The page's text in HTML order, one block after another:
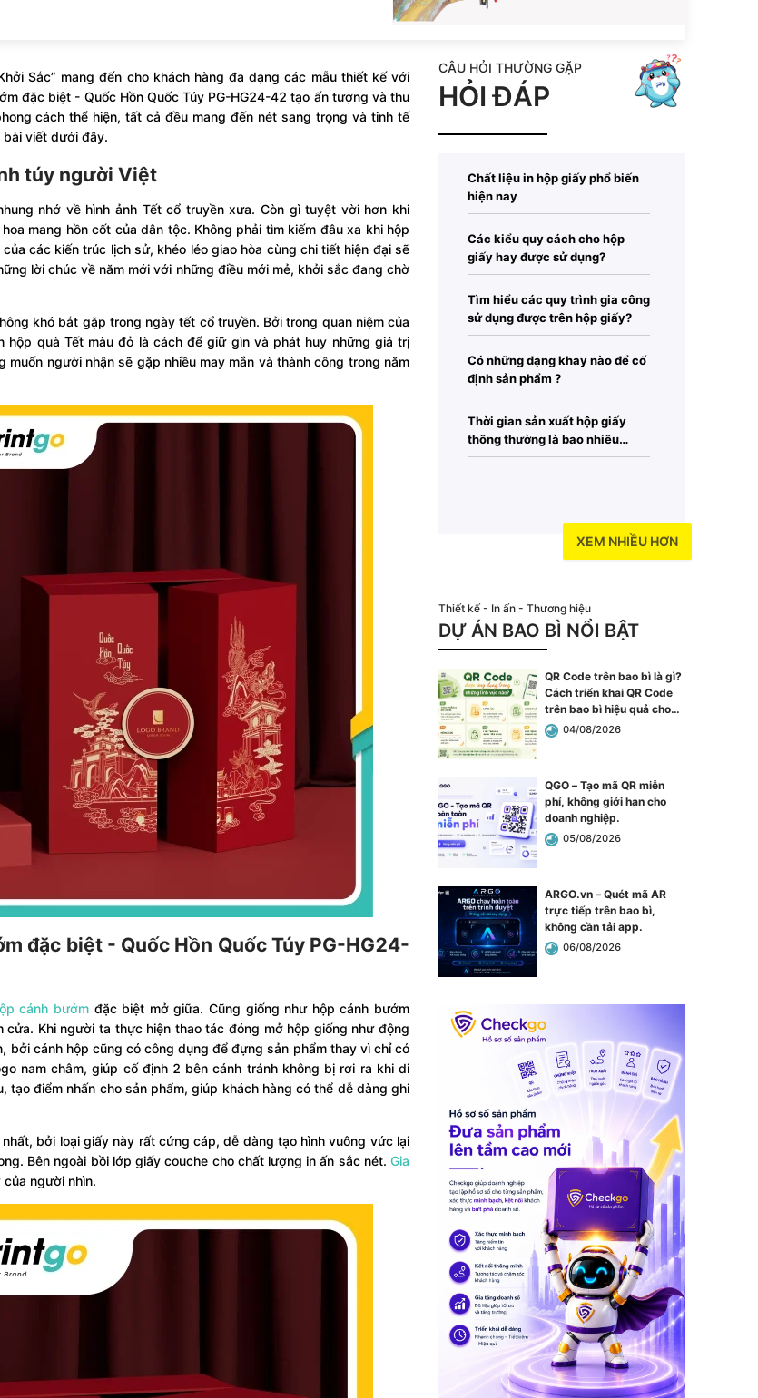
Sắc” mang đến cho khách hàng đa dạng các mẫu thiết kế với
đặc biệt - Quốc Hồn Quốc Túy PG-HG24-42 tạo ấn tượng và thu
cách thể hiện, tất cả đều mang đến nét sang trọng và tinh tế
bài viết dưới đây.
túy người Việt
nhớ về hình ảnh Tết cổ truyền xưa. Còn gì tuyệt vời hơn khi
mang hồn cốt của dân tộc. Không phải tìm kiếm đâu xa khi hộp
các kiến trúc lịch sử, khéo léo giao hòa cùng chi tiết hiện đại sẽ
lời chúc về năm mới với những điều mới mẻ, khởi sắc đang chờ
khó bắt gặp trong ngày tết cổ truyền. Bởi trong quan niệm của
quà Tết màu đỏ là cách để giữ gìn và phát huy những giá trị
người nhận sẽ gặp nhiều may mắn và thành công trong năm
đặc biệt - Quốc Hồn Quốc Túy PG-HG24-
cánh bướm đặc biệt mở giữa. Cũng giống như hộp cánh bướm
Khi người ta thực hiện thao tác đóng mở hộp giống như động
cánh hộp cũng có công dụng để đựng sản phẩm thay vì chỉ có
nam châm, giúp cố định 2 bên cánh tránh không bị rơi ra khi di
điểm nhấn cho sản phẩm, giúp khách hàng có thể dễ dàng ghi
bởi loại giấy này rất cứng cáp, dễ dàng tạo hình vuông vức lại
Bên ngoài bồi lớp giấy couche cho chất lượng in ấn sắc nét. Gia
người nhìn.
CÂU HỎI THƯỜNG GẶP
HỎI ĐÁP
Chất liệu in hộp giấy phổ biến
hiện nay
Các kiểu quy cách cho hộp
giấy hay được sử dụng?
Tìm hiểu các quy trình gia công
sử dụng được trên hộp giấy?
Có những dạng khay nào để cố
định sản phẩm ?
Thời gian sản xuất hộp giấy
thông thường là bao nhiêu
ngày?
XEM NHIỀU HƠN
Thiết kế - In ấn - Thương hiệu
DỰ ÁN BAO BÌ NỔI BẬT
QR Code trên bao bì là gì?
Cách triển khai QR Code
trên bao bì hiệu quả cho
doanh nghiệp.
04/08/2026
QGO – Tạo mã QR miễn
phí, không giới hạn cho
doanh nghiệp.
05/08/2026
ARGO.vn – Quét mã AR
trực tiếp trên bao bì,
không cần tải app.
06/08/2026